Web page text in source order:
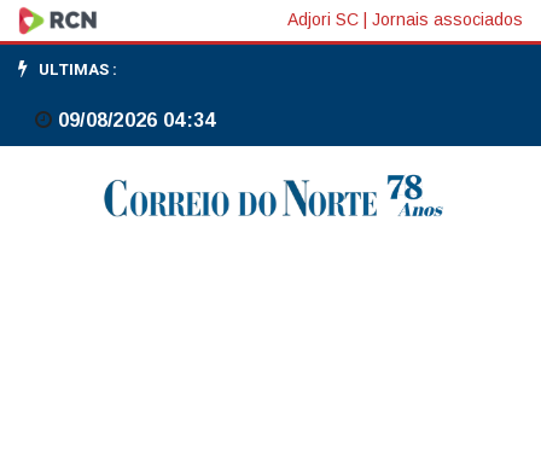
Volume
de
serviços
cresce
Adjori SC Jornais associados
ULTIMAS :
09/08/2026 04:34